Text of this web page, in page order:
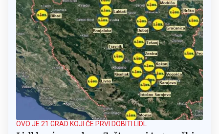
OVO JE 21 GRAD KOJI ĆE PRVI DOBITI LIDL